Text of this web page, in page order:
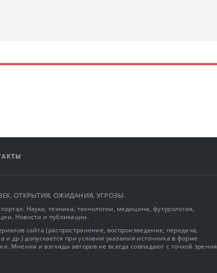
ВЕК. ОТКРЫТИЯ, ОЖИДАНИЯ, УГРОЗЫ.
Наука, техника, технологии, медицина, футурология,
Новости и публикации.
сайта (распространение, воспроизведение, передача,
и др.) допускается при условии указания источника в форме
Мнения и взгляды авторов не всегда совпадают с точкой зрения